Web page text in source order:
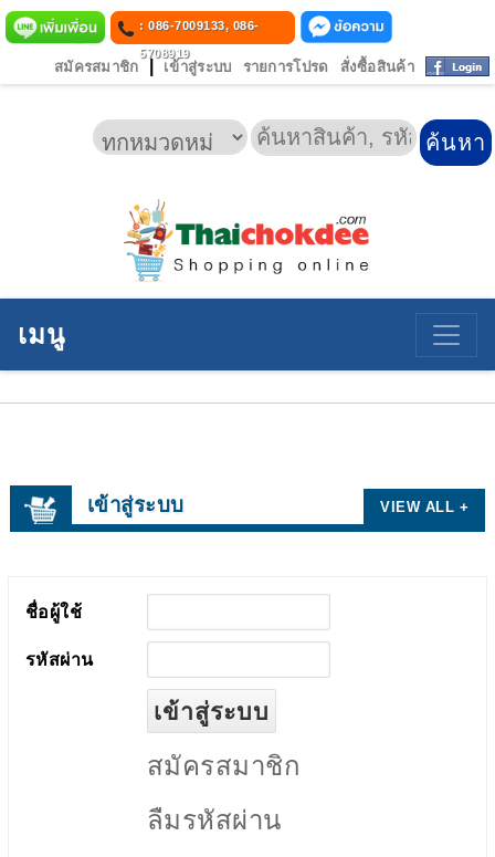
: 086-7009133, 086-
5708919
สมัครสมาชิก เข้าสู่ระบบ รายการโปรด สั่งซื้อสินค้า
เมนู
เข้าสู่ระบบ VIEW ALL +
ชื่อผู้ใช้
รหัสผ่าน
สมัครสมาชิก
ลืมรหัสผ่าน